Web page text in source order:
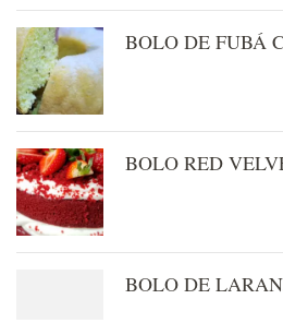
BOLO DE FUBÁ
BOLO RED
BOLO DE